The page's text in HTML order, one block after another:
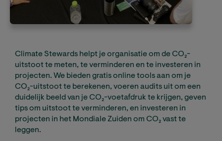
Climate Stewards helpt je organisatie om de CO₂-
uitstoot te meten, te verminderen en te investeren in
projecten. We bieden gratis online tools aan om je
CO₂-uitstoot te berekenen, voeren audits uit om een
duidelijk beeld van je CO₂-voetafdruk te krijgen, geven
tips om uitstoot te verminderen, en investeren in
projecten in het Mondiale Zuiden om CO₂ vast te
leggen.